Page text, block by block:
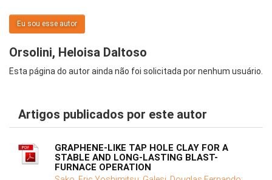
Eu sou esse autor
Orsolini, Heloisa Daltoso
Esta página do autor ainda não foi solicitada por nenhum usuário.
Artigos publicados por este autor
GRAPHENE-LIKE TAP HOLE CLAY FOR A
STABLE AND LONG-LASTING BLAST-
FURNACE OPERATION